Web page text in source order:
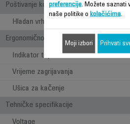
Poštivanje kose i ergonomičnost
Hladan vrh
Ergonomičnost / Udobnost pri upotrebi
Indikator toplote
Vrijeme zagrijavanja
Ušica za kačenje
Tehničke specifikacije
Voltage
preferencije. Možete saznati
naše politike o kolačićima.
Moji izbori Prihvati